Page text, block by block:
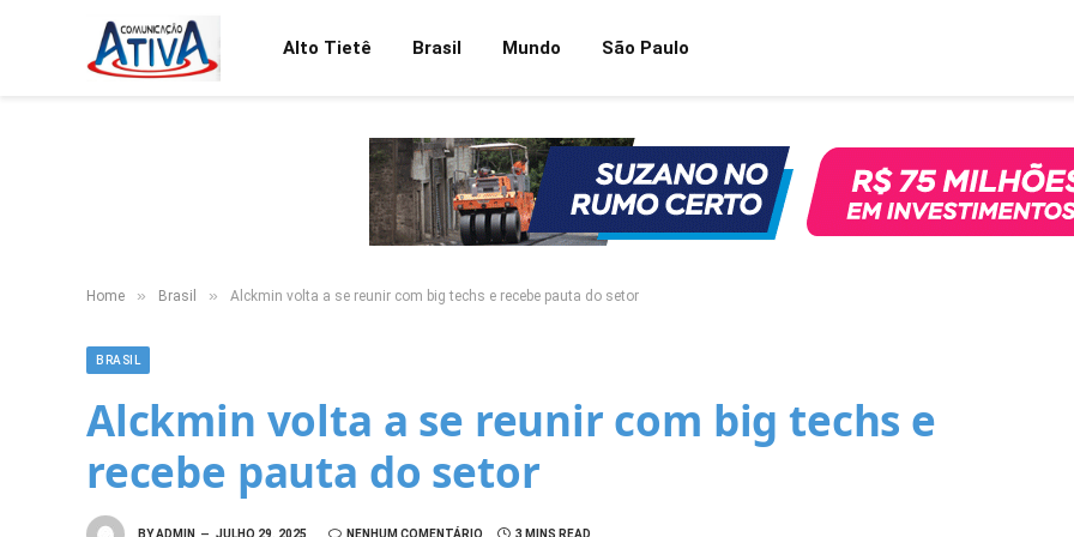
Alto Tietê Brasil Mundo São Paulo
Home » Brasil » Alckmin volta a se reunir com big techs e recebe pauta do setor
BRASIL
Alckmin volta a se reunir com big techs e
recebe pauta do setor
BYADMIN JULHO 29, 2025 NENHUM COMENTÁRIO 3 MINS READ